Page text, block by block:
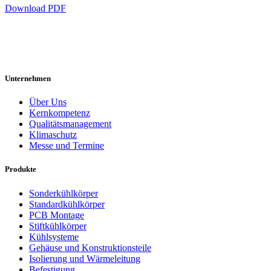
Download PDF
Unternehmen
Über Uns
Kernkompetenz
Qualitätsmanagement
Klimaschutz
Messe und Termine
Produkte
Sonderkühlkörper
Standardkühlkörper
PCB Montage
Stiftkühlkörper
Kühlsysteme
Gehäuse und Konstruktionsteile
Isolierung und Wärmeleitung